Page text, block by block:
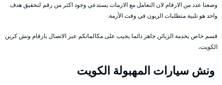
وضعنا عدد من الارقام لان التعامل مع الازمات يستدعي وجود اكثر من رقم لتحقيق هدف
واحد هو تلبية متطلبات الزبون في وقت الأزمة.
قسم خاص بخدمة الزبائن جاهز دائما يجيب على مكالماتكم عبر الاتصال بارقام ونش كرين
الكويت،
ونش سيارات المهبولة الكويت